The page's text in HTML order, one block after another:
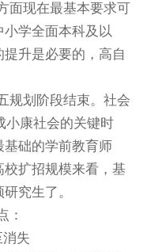
现在最基本要求可
小学全面本科及以
升是必要的，高自
划阶段结束。社会
小康社会的关键时
础的学前教育师
扩招规模来看，基
究生了。
：
失